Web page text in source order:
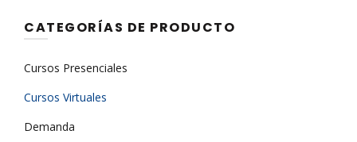
CATEGORÍAS DE PRODUCTO
Cursos Presenciales
Cursos Virtuales
Demanda